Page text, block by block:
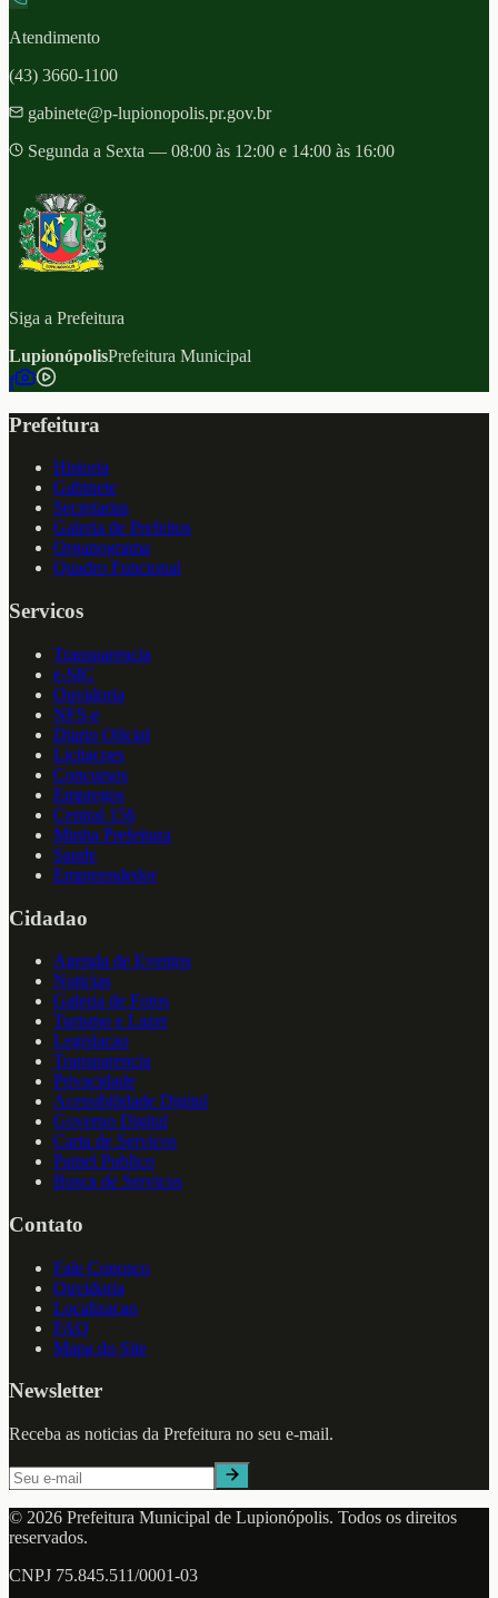
Atendimento
(43) 3660-1100
gabinete@p-lupionopolis.pr.gov.br
Segunda a Sexta — 08:00 às 12:00 e 14:00 às 16:00
Siga a Prefeitura
LupionópolisPrefeitura Municipal
f
Prefeitura
Historia
Gabinete
Secretarias
Galeria de Prefeitos
Organograma
Quadro Funcional
Servicos
Transparencia
e-SIC
Ouvidoria
NFS-e
Diario Oficial
Licitacoes
Concursos
Empregos
Central 156
Minha Prefeitura
Saude
Empreendedor
Cidadao
Agenda de Eventos
Noticias
Galeria de Fotos
Turismo e Lazer
Legislacao
Transparencia
Privacidade
Acessibilidade Digital
Governo Digital
Carta de Servicos
Painel Publico
Busca de Servicos
Contato
Fale Conosco
Ouvidoria
Localizacao
FAQ
Mapa do Site
Newsletter
Receba as noticias da Prefeitura no seu e-mail.
© 2026 Prefeitura Municipal de Lupionópolis. Todos os direitos
reservados.
CNPJ 75.845.511/0001-03